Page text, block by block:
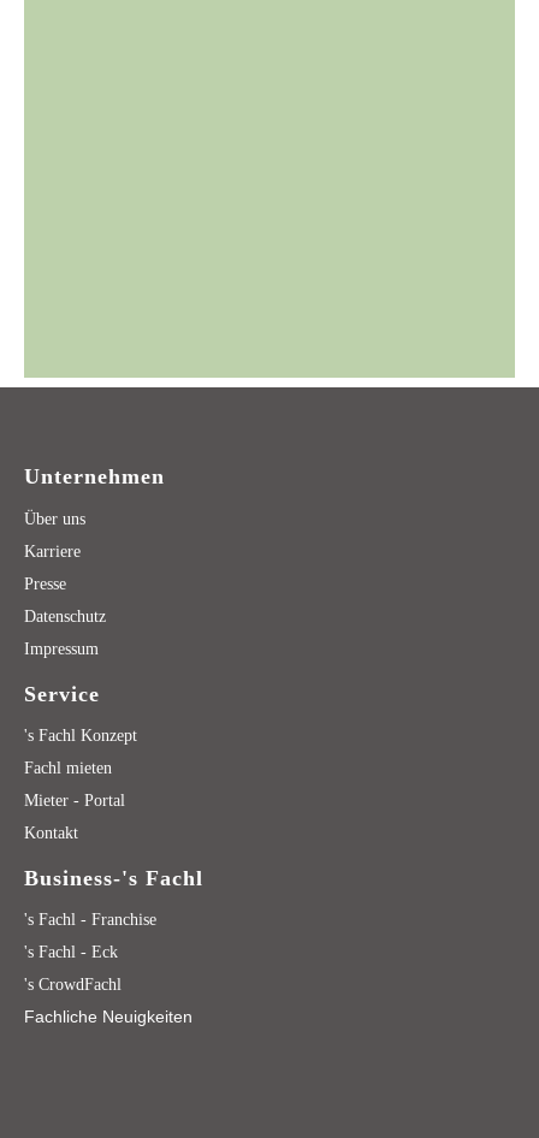
Unternehmen
Über uns
Karriere
Presse
Datenschutz
Impressum
Service
's Fachl Konzept
Fachl mieten
Mieter - Portal
Kontakt
Business-'s Fachl
's Fachl - Franchise
's Fachl - Eck
's CrowdFachl
Fachliche Neuigkeiten